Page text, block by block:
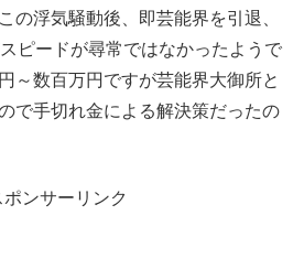
の浮気騒動後、即芸能界を引退、
ピードが尋常ではなかったようで
～数百万円ですが芸能界大御所と
で手切れ金による解決策だったの
ポンサーリンク